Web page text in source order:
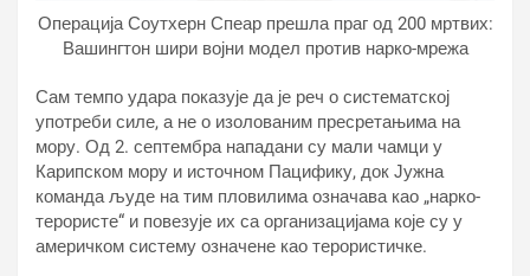
Операција Соутхерн Спеар прешла праг од 200 мртвих:
Вашингтон шири војни модел против нарко-мрежа
Сам темпо удара показује да је реч о систематској
употреби силе, а не о изолованим пресретањима на
мору. Од 2. септембра нападани су мали чамци у
Карипском мору и источном Пацифику, док Јужна
команда људе на тим пловилима означава као „нарко-
терористе“ и повезује их са организацијама које су у
америчком систему означене као терористичке.